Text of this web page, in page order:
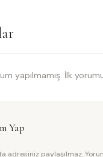
yapılmamış. İlk
Yap
adresiniz paylaşılmaz.